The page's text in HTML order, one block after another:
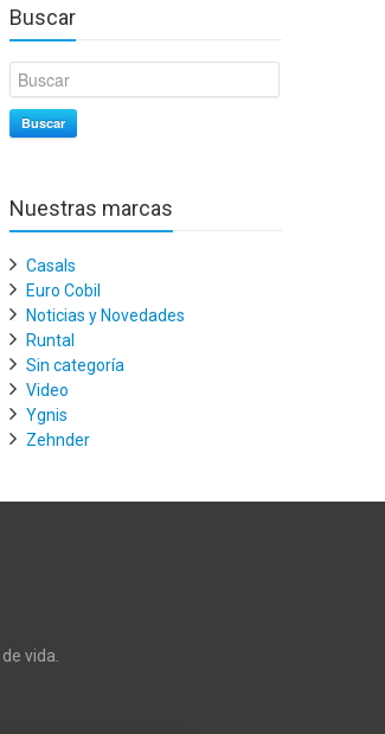
Buscar
Buscar
Nuestras marcas
Casals
Euro Cobil
Noticias y Novedades
Runtal
Sin categoría
Video
Ygnis
Zehnder
vida.